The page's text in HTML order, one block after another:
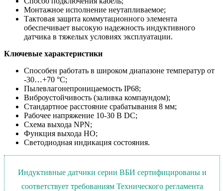
Монтажное исполнение неутапливаемое;
Тактовая защита коммутационного элемента
обеспечивает высокую надежность индуктивного
датчика в тяжелых условиях эксплуатации.
Ключевые характеристики
Способен работать в широком диапазоне температур от
-30…+70 °С;
Пылевлагонепроницаемость IP68;
Виброустойчивость (заливка компаундом);
Стандартное расстояние срабатывания 8 мм;
Рабочее напряжение 10-30 В DC;
Схема выхода NPN;
Функция выхода НО;
Светодиодная индикация состояния.
Индуктивные датчики серии ВБИ сертифицированы и
соответствует требованиям Технического регламента